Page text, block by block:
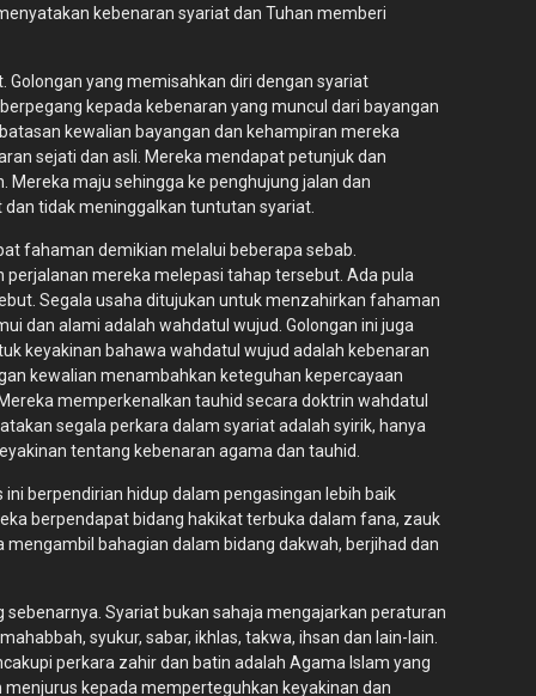
kebenaran syariat dan Tuhan memberi
yang memisahkan diri dengan syariat
kepada kebenaran yang muncul dari bayangan
kewalian bayangan dan kehampiran mereka
sejati dan asli. Mereka mendapat petunjuk dan
maju sehingga ke penghujung jalan dan
tidak meninggalkan tuntutan syariat.
fahaman demikian melalui beberapa sebab.
mereka melepasi tahap tersebut. Ada pula
Segala usaha ditujukan untuk menzahirkan fahaman
dan alami adalah wahdatul wujud. Golongan ini juga
keyakinan bahawa wahdatul wujud adalah kebenaran
kewalian menambahkan keteguhan kepercayaan
memperkenalkan tauhid secara doktrin wahdatul
segala perkara dalam syariat adalah syirik, hanya
tentang kebenaran agama dan tauhid.
berpendirian hidup dalam pengasingan lebih baik
berpendapat bidang hakikat terbuka dalam fana, zauk
bahagian dalam bidang dakwah, berjihad dan
Syariat bukan sahaja mengajarkan peraturan
syukur, sabar, ikhlas, takwa, ihsan dan lain-lain.
perkara zahir dan batin adalah Agama Islam yang
kepada memperteguhkan keyakinan dan